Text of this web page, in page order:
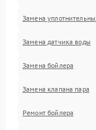
Замена
Замена датчика воды
Замена бойлера
Замена клапана пара
Ремонт бойлера